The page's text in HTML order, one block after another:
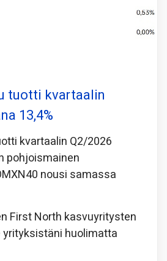
tuotti kvartaalin
13,4%
kvartaalin Q2/2026
pohjoismainen
nousi samassa
First North kasvuyritysten
yrityksistäni huolimatta